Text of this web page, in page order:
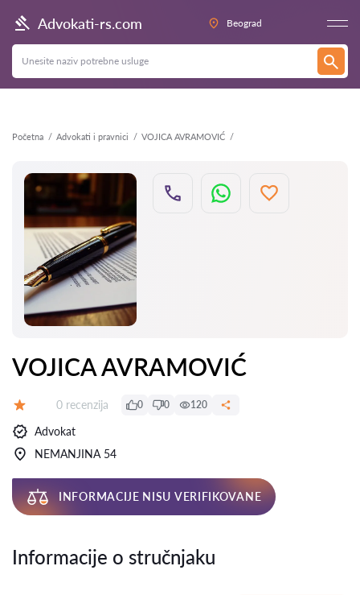
Advokati-rs.com Beograd
Početna Advokati i pravnici VOJICA AVRAMOVIĆ
Nazad
VOJICA AVRAMOVIĆ
Recenzija:
0 recenzija 0 0 120
Advokat
NEMANJINA 54
INFORMACIJE NISU VERIFIKOVANE
Informacije o stručnjaku